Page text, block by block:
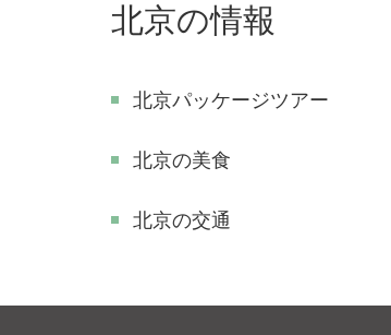
北京の情報
北京パッケージツアー
北京の美食
北京の交通